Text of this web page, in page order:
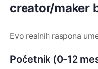
creator/maker
Evo realnih raspona
Početnik (0-12